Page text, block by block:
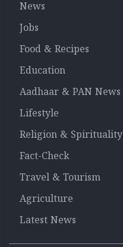
News
Jobs
Food & Recipes
Education
Aadhaar & PAN News
Lifestyle
Religion & Spirituality
Fact-Check
Travel & Tourism
Agriculture
Latest News